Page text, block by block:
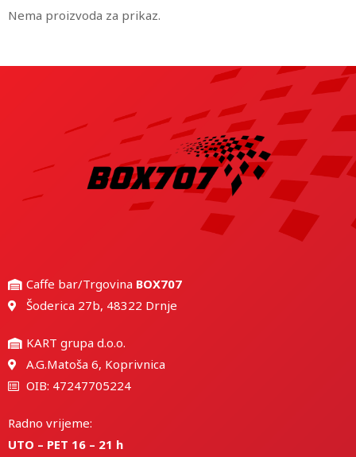
Nema proizvoda za prikaz.
Caffe bar/Trgovina BOX707
Šoderica 27b, 48322 Drnje
KART grupa d.o.o.
A.G.Matoša 6, Koprivnica
OIB: 47247705224
Radno vrijeme:
UTO – PET 16 – 21 h